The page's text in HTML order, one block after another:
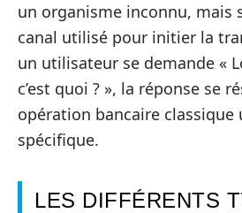
un organisme inconnu, mais
canal utilisé pour initier la
un utilisateur se demande «
c’est quoi ? », la réponse se
opération bancaire
spécifique.
LES DIFFÉRENTS